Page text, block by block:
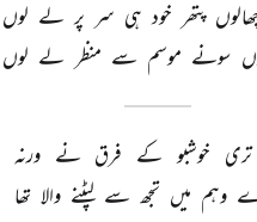
پتھر خود ہی سر پر لے لوں
سونے موسم سے منظر لے لوں
تری خوشبو کے فرق نے ورنہ
وہم میں تجھ سے لپٹنے والا تھا